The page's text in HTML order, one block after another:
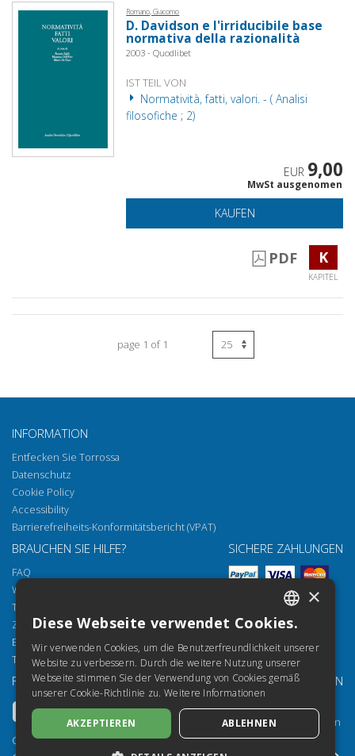
Romano, Giacomo
D. Davidson e l'irriducibile base
normativa della razionalità
2003 - Quodlibet
IST TEIL VON
Normatività, fatti, valori. - ( Analisi
filosofiche ; 2)
EUR 9,00
MwSt ausgenomen
KAUFEN
PDF K
KAPITEL
page 1 of 1
INFORMATION
Entfecken Sie Torrossa
Datenschutz
Cookie Policy
Accessibility
Barrierefreiheits-Konformitätsbericht (VPAT)
BRAUCHEN SIE HILFE?
FAQ
Wie öffnen Sie unsere Dokumente
Torrossa Reader
Zugriffsmöglichkeiten
Email:helpdesk@torrossa.com
Tel: +39 055 5018800
SICHERE ZAHLUNGEN
FOLGEN SIE UNS
Copyright 2000-2026
UNSERE RESSOURCEN
Torrossa für Institutionen
Torrossa Open
ITALIAN
SPANISH
FRENCH
ENGLISH
GERMAN
×
Diese Webseite verwendet Cookies.
Wir verwenden Cookies, um die Benutzerfreundlichkeit unserer
Website zu verbessern. Durch die weitere Nutzung unserer
Webseite stimmen Sie der Verwendung von Cookies gemäß
unserer Cookie-Richtlinie zu. Weitere Informationen
AKZEPTIEREN ABLEHNEN